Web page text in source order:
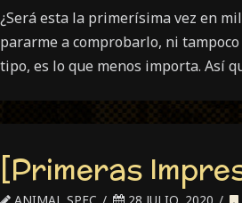
¿Será esta la primerísima vez en
pararme a comprobarlo, ni
tipo, es lo que menos importa. Así
[Primeras
ANIMAL SPEC 28 JULIO, 2020